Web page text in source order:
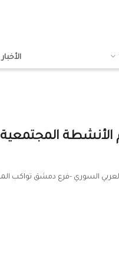
الأخبار
الأنشطة المجتمعية
العربي السوري -فرع دمشق تواكب